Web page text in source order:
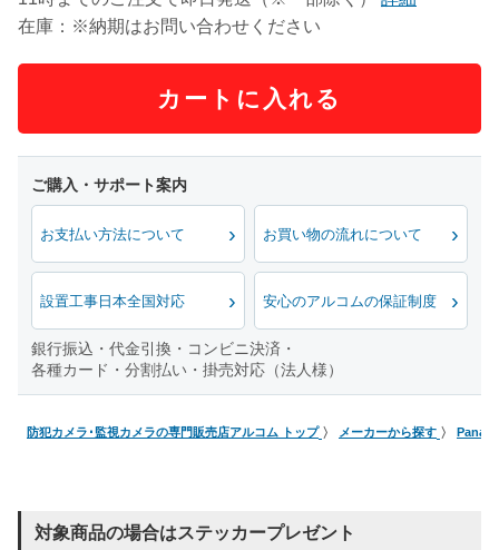
在庫：※納期はお問い合わせください
カートに入れる
お支払い方法について お買い物の流れについて
設置工事日本全国対応 安心のアルコムの保証制度
銀行振込・代金引換・コンビニ決済・
各種カード・分割払い・掛売対応（法人様）
防犯カメラ･監視カメラの専門販売店アルコム トップ メーカーから探す
対象商品の場合はステッカープレゼント